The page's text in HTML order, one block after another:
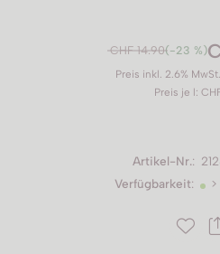
CHF 14.90(-23 %)
Preis inkl. 2.6% MwSt.
Preis je l:
Artikel-Nr.:
Verfügbarkeit: